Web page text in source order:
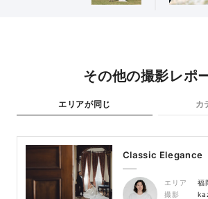
その他の撮影レポ
エリアが同じ カ
Classic Elegance
エリア
福
撮影